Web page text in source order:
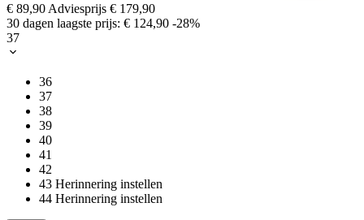
€ 89,90 Adviesprijs € 179,90
30 dagen laagste prijs: € 124,90 -28%
37
36
37
38
39
40
41
42
43 Herinnering instellen
44 Herinnering instellen